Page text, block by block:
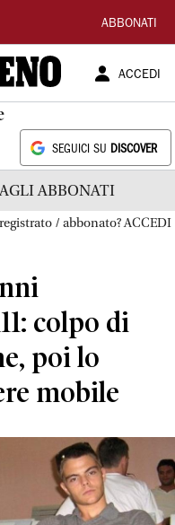
ABBONATI
ACCEDI
SEGUICI SU DISCOVER
ABBONATI
/ abbonato? ACCEDI
colpo di
poi lo
mobile